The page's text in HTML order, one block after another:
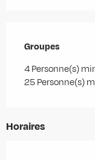
Groupes
Groupes
4 Personne(s)
25 Personne(s)
Horaires